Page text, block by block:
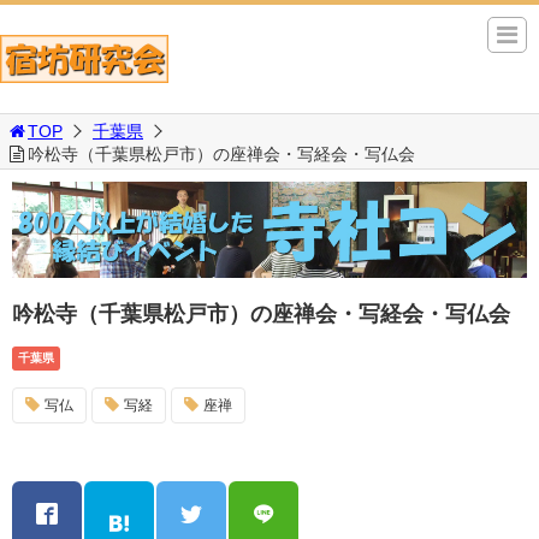
TOP
千葉県
吟松寺（千葉県松戸市）の座禅会・写経会・写仏会
吟松寺（千葉県松戸市）の座禅会・写経会・写仏会
千葉県
写仏 写経 座禅